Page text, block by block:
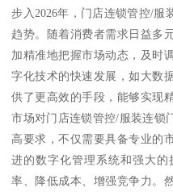
步入2026年，门店连锁管控/服
趋势。随着消费者需求日益多
加精准地把握市场动态，及时
字化技术的快速发展，如大数
供了更高效的手段，能够实现
市场对门店连锁管控/服装连锁
高要求，不仅需要具备专业的
进的数字化管理系统和强大
率、降低成本、增强竞争力。